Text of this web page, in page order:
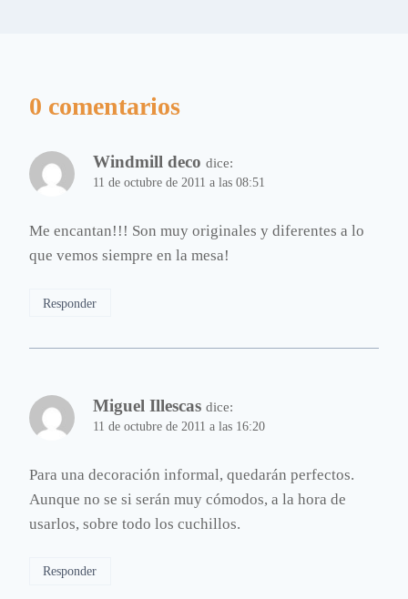
0 comentarios
Windmill deco dice:
11 de octubre de 2011 a las 08:51
Me encantan!!! Son muy originales y diferentes a lo
que vemos siempre en la mesa!
Responder
Miguel Illescas dice:
11 de octubre de 2011 a las 16:20
Para una decoración informal, quedarán perfectos.
Aunque no se si serán muy cómodos, a la hora de
usarlos, sobre todo los cuchillos.
Responder